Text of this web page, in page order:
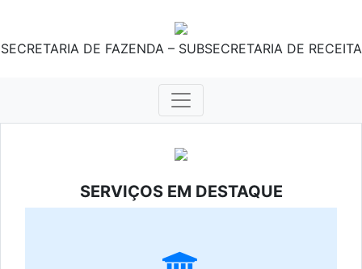
SECRETARIA DE FAZENDA – SUBSECRETARIA DE RECEITA
SERVIÇOS EM DESTAQUE